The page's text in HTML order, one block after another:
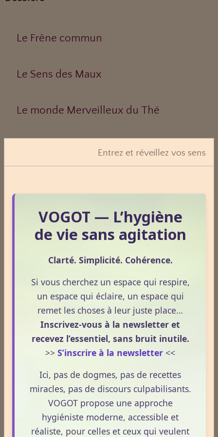
Le Frêne commun
Le Sens des Maux
Le monde Merveilleux du Thé
Odeurs corporelles et transpiration.
Plantes / affections
Acouphènes
Addiction
Allergies
Aphrodisiaque
Asthme
Entrez et réveillez vos sens
VOGOT — L’hygiène
de vie sans agitation
Clarté. Simplicité. Cohérence.
Si vous cherchez un espace qui respire,
un espace qui éclaire, un espace qui
remet les choses à leur juste place…
Inscrivez-vous à la newsletter et
recevez l’essentiel, sans bruit inutile.
>> S’inscrire à la newsletter <<
Ici, pas de dogmes, pas de recettes
miracles, pas de discours culpabilisants.
VOGOT propose une approche
hygiéniste moderne, accessible et
réaliste, pour celles et ceux qui veulent